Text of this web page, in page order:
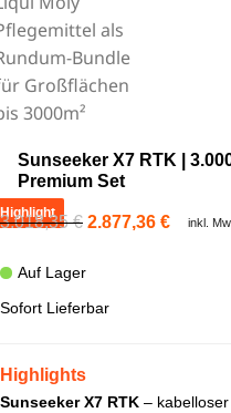
Sunseeker X7 RTK |
Premium Set
Highlight
3.018,35€ 2.877,36 € inkl.
Auf Lager
Sofort Lieferbar
Highlights
Sunseeker X7 RTK – kabelloser